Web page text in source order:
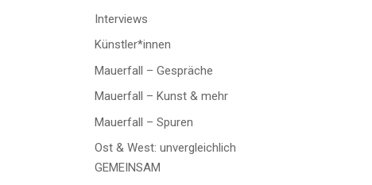
Interviews
Künstler*innen
Mauerfall – Gespräche
Mauerfall – Kunst & mehr
Mauerfall – Spuren
Ost & West: unvergleichlich
GEMEINSAM